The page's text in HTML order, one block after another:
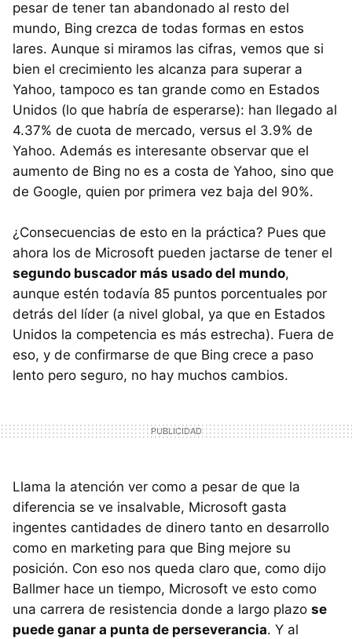
pesar de tener tan abandonado al resto del
mundo, Bing crezca de todas formas en estos
lares. Aunque si miramos las cifras, vemos que si
bien el crecimiento les alcanza para superar a
Yahoo, tampoco es tan grande como en Estados
Unidos (lo que habría de esperarse): han llegado al
4.37% de cuota de mercado, versus el 3.9% de
Yahoo. Además es interesante observar que el
aumento de Bing no es a costa de Yahoo, sino que
de Google, quien por primera vez baja del 90%.
¿Consecuencias de esto en la práctica? Pues que
ahora los de Microsoft pueden jactarse de tener el
segundo buscador más usado del mundo,
aunque estén todavía 85 puntos porcentuales por
detrás del líder (a nivel global, ya que en Estados
Unidos la competencia es más estrecha). Fuera de
eso, y de confirmarse de que Bing crece a paso
lento pero seguro, no hay muchos cambios.
Llama la atención ver como a pesar de que la
diferencia se ve insalvable, Microsoft gasta
ingentes cantidades de dinero tanto en desarrollo
como en marketing para que Bing mejore su
posición. Con eso nos queda claro que, como dijo
Ballmer hace un tiempo, Microsoft ve esto como
una carrera de resistencia donde a largo plazo se
puede ganar a punta de perseverancia. Y al